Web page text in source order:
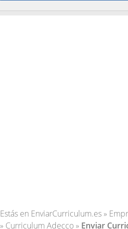
Estás en EnviarCurriculum.es»
» Curriculum Adecco» Enviar